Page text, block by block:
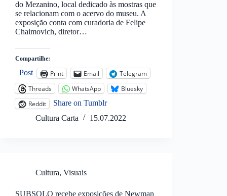
do Mezanino, local dedicado às mostras que
se relacionam com o acervo do museu. A
exposição conta com curadoria de Felipe
Chaimovich, diretor…
Compartilhe:
Post Print Email
Telegram
Threads
WhatsApp
Bluesky
Reddit
Share on Tumblr
Cultura Carta
15.07.2022
Cultura, Visuais
SUBSOLO recebe exposições de Newman